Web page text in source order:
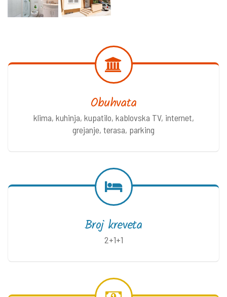
Obuhvata
klima, kuhinja, kupatilo, kablovska TV, internet,
grejanje, terasa, parking
Broj kreveta
2+1+1